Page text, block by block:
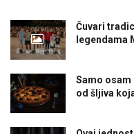
Čuvari
legendama
Samo osam
od šljiva